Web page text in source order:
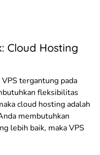
Cloud Hosting
tergantung pada
fleksibilitas
cloud hosting adalah
membutuhkan
lebih baik, maka VPS